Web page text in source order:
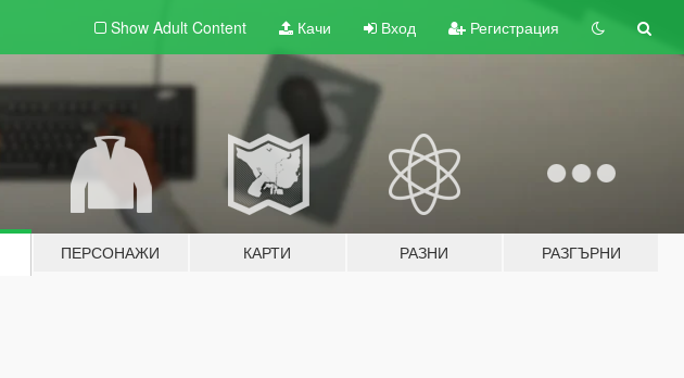
Show Adult Content Качи Вход Регистрация
ПЕРСОНАЖИ КАРТИ РАЗНИ РАЗГЪРНИ